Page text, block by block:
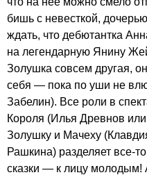
бишь с невесткой,
ждать, что дебютантка
на легендарную Янину
Золушка совсем другая,
себя — пока по уши не
Забелин). Все роли в
Короля (Илья Древнов
Золушку и Мачеху
Рашкина) разделяет все-
сказки — к лицу